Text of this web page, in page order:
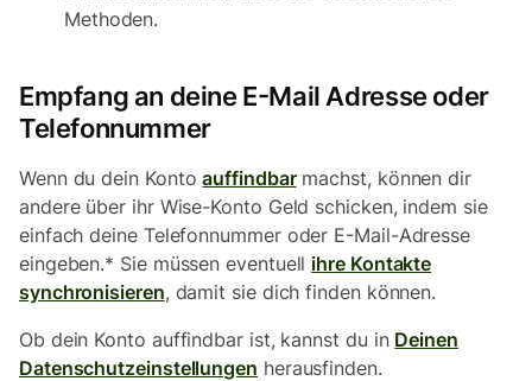
Methoden.
Empfang an deine E-Mail Adresse oder
Telefonnummer
Wenn du dein Kontoauffindbarmachst, können dir
andere über ihr Wise-Konto Geld schicken, indem sie
einfach deine Telefonnummer oder E-Mail-Adresse
eingeben.* Sie müssen eventuell ihre Kontakte
synchronisieren, damit sie dich finden können.
Ob dein Konto auffindbar ist, kannst du in Deinen
Datenschutzeinstellungen herausfinden.